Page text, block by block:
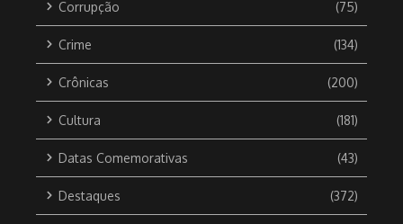
Corrupção (75)
Crime (134)
Crônicas (200)
Cultura (181)
Datas Comemorativas (43)
Destaques (372)